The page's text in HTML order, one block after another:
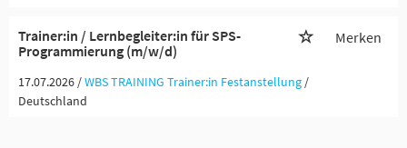
Trainer:in / Lernbegleiter:in für SPS-
Programmierung (m/w/d)
Merken
17.07.2026 /WBS TRAINING Trainer:in Festanstellung /
Deutschland